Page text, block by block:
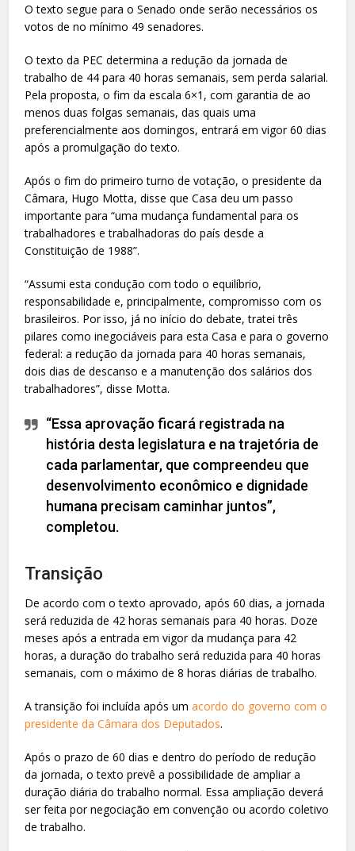
O texto segue para o Senado onde serão necessários os
votos de no mínimo 49 senadores.
O texto da PEC determina a redução da jornada de
trabalho de 44 para 40 horas semanais, sem perda salarial.
Pela proposta, o fim da escala 6×1, com garantia de ao
menos duas folgas semanais, das quais uma
preferencialmente aos domingos, entrará em vigor 60 dias
após a promulgação do texto.
Após o fim do primeiro turno de votação, o presidente da
Câmara, Hugo Motta, disse que Casa deu um passo
importante para “uma mudança fundamental para os
trabalhadores e trabalhadoras do país desde a
Constituição de 1988”.
“Assumi esta condução com todo o equilíbrio,
responsabilidade e, principalmente, compromisso com os
brasileiros. Por isso, já no início do debate, tratei três
pilares como inegociáveis para esta Casa e para o governo
federal: a redução da jornada para 40 horas semanais,
dois dias de descanso e a manutenção dos salários dos
trabalhadores”, disse Motta.
“Essa aprovação ficará registrada na
história desta legislatura e na trajetória de
cada parlamentar, que compreendeu que
desenvolvimento econômico e dignidade
humana precisam caminhar juntos”,
completou.
Transição
De acordo com o texto aprovado, após 60 dias, a jornada
será reduzida de 42 horas semanais para 40 horas. Doze
meses após a entrada em vigor da mudança para 42
horas, a duração do trabalho será reduzida para 40 horas
semanais, com o máximo de 8 horas diárias de trabalho.
A transição foi incluída após umacordo do governo com o
presidente da Câmara dos Deputados.
Após o prazo de 60 dias e dentro do período de redução
da jornada, o texto prevê a possibilidade de ampliar a
duração diária do trabalho normal. Essa ampliação deverá
ser feita por negociação em convenção ou acordo coletivo
de trabalho.